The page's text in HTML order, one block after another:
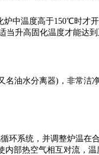
中温度高于150℃时才
当升高固化温度才能达
名油水分离器)，非常洁
环系统，并调整炉温在
部热空气相互对流，温